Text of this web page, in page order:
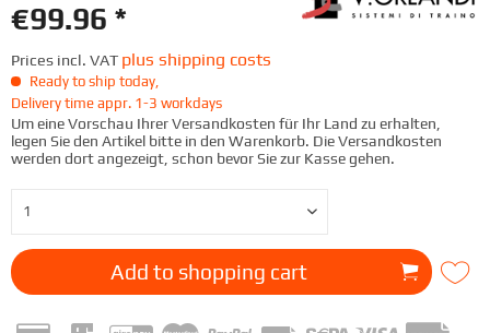
€99.96 *
Prices incl. VAT plus shipping costs
Ready to ship today,
Delivery time appr. 1-3 workdays
Um eine Vorschau Ihrer Versandkosten für Ihr Land zu erhalten,
legen Sie den Artikel bitte in den Warenkorb. Die Versandkosten
werden dort angezeigt, schon bevor Sie zur Kasse gehen.
Add to shopping cart